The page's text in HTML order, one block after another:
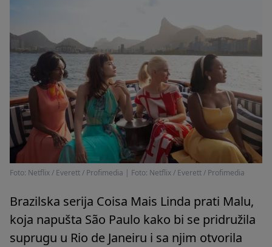
Foto: Netflix / Everett / Profimedia | Foto: Netflix / Everett / Profimedia
Brazilska serija Coisa Mais Linda prati Malu,
koja napušta São Paulo kako bi se pridružila
suprugu u Rio de Janeiru i sa njim otvorila